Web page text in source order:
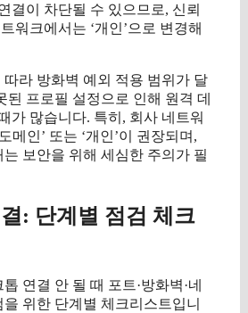
결이 차단될 수 있으므로, 신뢰
워크에서는 ‘개인’으로 변경해
라 방화벽 예외 적용 범위가 달
된 프로필 설정으로 인해 원격 데
가 많습니다. 특히, 회사 네트워
메인’ 또는 ‘개인’이 권장되며,
보안을 위해 세심한 주의가 필
: 단계별 점검 체크
연결 안 될 때 포트·방화벽·네
위한 단계별 체크리스트입니